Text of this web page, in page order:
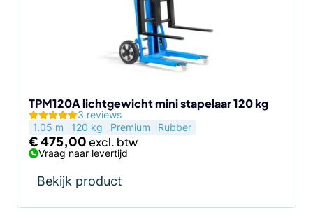
TPM120A lichtgewicht mini stapelaar 120 kg
3 reviews
1.05 m
120 kg Premium Rubber
€475,00
Vraag naar levertijd
Bekijk product